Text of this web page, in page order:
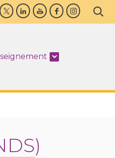
)